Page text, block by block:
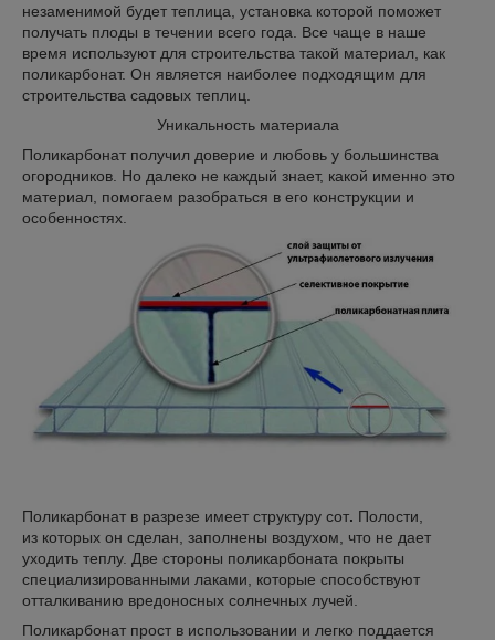
незаменимой будет теплица, установка которой поможет
получать плоды в течении всего года. Все чаще в наше
время используют для строительства такой материал, как
поликарбонат. Он является наиболее подходящим для
строительства садовых теплиц.
Уникальность материала
Поликарбонат получил доверие и любовь у большинства
огородников. Но далеко не каждый знает, какой именно это
материал, помогаем разобраться в его конструкции и
особенностях.
Поликарбонат в разрезе имеет структуру сот. Полости,
из которых он сделан, заполнены воздухом, что не дает
уходить теплу. Две стороны поликарбоната покрыты
специализированными лаками, которые способствуют
отталкиванию вредоносных солнечных лучей.
Поликарбонат прост в использовании и легко поддается